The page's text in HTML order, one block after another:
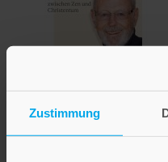
Zustimmung
Zwischen den Welten
daheim